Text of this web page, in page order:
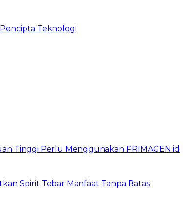
Teknologi
Tinggi Perlu Menggunakan PRIMAGEN.id
Spirit Tebar Manfaat Tanpa Batas